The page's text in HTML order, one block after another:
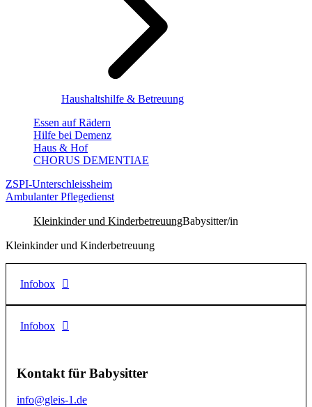
Haushaltshilfe & Betreuung
Essen auf Rädern
Hilfe bei Demenz
Haus & Hof
CHORUS DEMENTIAE
ZSPI-Unterschleissheim
Ambulanter Pflegedienst
Kleinkinder und KinderbetreuungBabysitter/in
Kleinkinder und Kinderbetreuung
Infobox
Kontakt für Babysitter
Kontakt über WhatsApp
Steckbrief Babysitter
Infobox
Kontakt für Babysitter
info@gleis-1.de